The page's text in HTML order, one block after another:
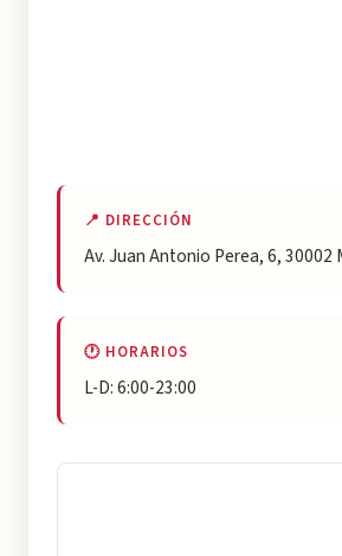
📍 DIRECCIÓN
Av. Juan Antonio Perea, 6, 30002
🕐 HORARIOS
L-D: 6:00-23:00